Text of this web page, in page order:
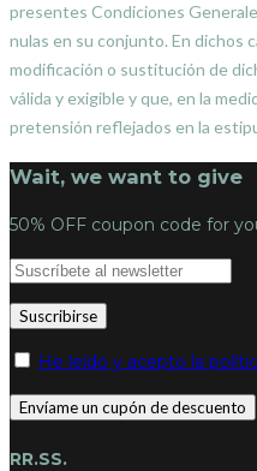
presentes Condiciones
nulas en su conjunto. En dichos
modificación o sustitución de
válida y exigible y que, en la
pretensión reflejados en la
Wait, we want to give
50% OFF coupon code for
He leído y acepto la
RR.SS.